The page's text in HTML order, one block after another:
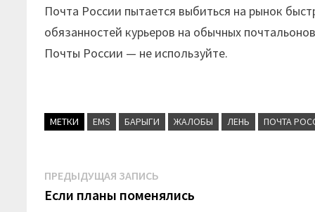
Почта России пытается выбиться на рынок
обязанностей курьеров на обычных
Почты России — не используйте.
МЕТКИ EMS БАРЫГИ ЖАЛОБЫ ЛЕНЬ ПОЧТА
Навигация
по
ПРЕДЫДУЩАЯ ЗАПИСЬ
запись:
Если планы поменялись